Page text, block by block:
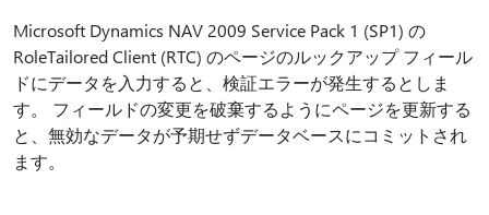
Microsoft Dynamics NAV 2009 Service Pack 1 (SP1) の
RoleTailored Client (RTC) のページのルックアップ フィール
ドにデータを入力すると、検証エラーが発生するとしま
す。 フィールドの変更を破棄するようにページを更新する
と、無効なデータが予期せずデータベースにコミットされ
ます。